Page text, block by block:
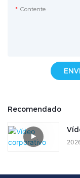
Contente
Recomendado